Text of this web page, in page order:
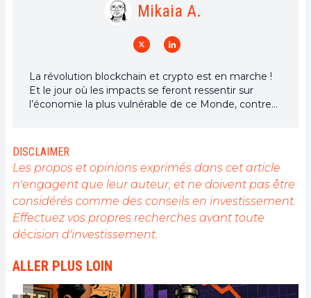
Mikaia A.
La révolution blockchain et crypto est en marche !
Et le jour où les impacts se feront ressentir sur
l’économie la plus vulnérable de ce Monde, contre
DISCLAIMER
Les propos et opinions exprimés dans cet article
n'engagent que leur auteur, et ne doivent pas être
considérés comme des conseils en investissement.
Effectuez vos propres recherches avant toute
décision d'investissement.
ALLER PLUS LOIN